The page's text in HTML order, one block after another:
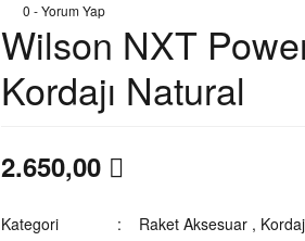
0 - Yorum Yap
Wilson NXT
Kordajı Natural
2.650,00
Kategori Raket Aksesuar ,